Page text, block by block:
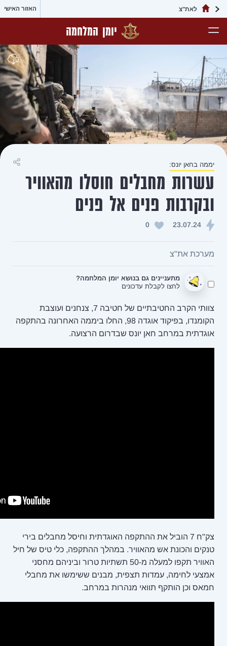
חוסלו מהאוויר
אל פנים
יומן המלחמה?
צוותי הקרב החטיבתיים של חטיבה 7, צנחנים ועוצבת
הקומנדו, בפיקוד אוגדה 98, החלו ביממה האחרונה בהתקפה
שבדרום הרצועה.
האוגדתית וחיסל מחבלים בירי
במהלך ההתקפה, כלי טיס של חיל
האוויר תקפו למעלה מ-50 תשתיות טרור וביניהם מחסני
מבנים ששימשו את מחבלי
מנהרות במרחב.